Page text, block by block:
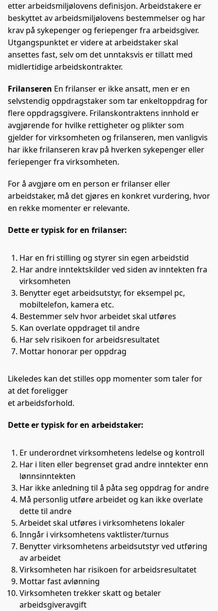
etter arbeidsmiljølovens definisjon. Arbeidstakere er
beskyttet av arbeidsmiljølovens bestemmelser og har
krav på sykepenger og feriepenger fra arbeidsgiver.
Utgangspunktet er videre at arbeidstaker skal
ansettes fast, selv om det unntaksvis er tillatt med
midlertidige arbeidskontrakter.
Frilanseren En frilanser er ikke ansatt, men er en
selvstendig oppdragstaker som tar enkeltoppdrag for
flere oppdragsgivere. Frilanskontraktens innhold er
avgjørende for hvilke rettigheter og plikter som
gjelder for virksomheten og frilanseren, men vanligvis
har ikke frilanseren krav på hverken sykepenger eller
feriepenger fra virksomheten.
For å avgjøre om en person er frilanser eller
arbeidstaker, må det gjøres en konkret vurdering, hvor
en rekke momenter er relevante.
Dette er typisk for en frilanser:
Har en fri stilling og styrer sin egen arbeidstid
Har andre inntektskilder ved siden av inntekten fra
virksomheten
Benytter eget arbeidsutstyr, for eksempel pc,
mobiltelefon, kamera etc.
Bestemmer selv hvor arbeidet skal utføres
Kan overlate oppdraget til andre
Har selv risikoen for arbeidsresultatet
Mottar honorar per oppdrag
Likeledes kan det stilles opp momenter som taler for
at det foreligger
et arbeidsforhold.
Dette er typisk for en arbeidstaker:
Er underordnet virksomhetens ledelse og kontroll
Har i liten eller begrenset grad andre inntekter enn
lønnsinntekten
Har ikke anledning til å påta seg oppdrag for andre
Må personlig utføre arbeidet og kan ikke overlate
dette til andre
Arbeidet skal utføres i virksomhetens lokaler
Inngår i virksomhetens vaktlister/turnus
Benytter virksomhetens arbeidsutstyr ved utføring
av arbeidet
Virksomheten har risikoen for arbeidsresultatet
Mottar fast avlønning
Virksomheten trekker skatt og betaler
arbeidsgiveravgift